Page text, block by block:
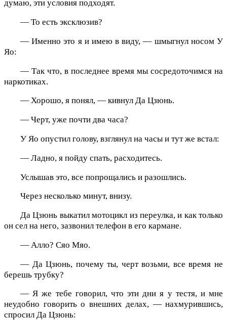
думаю, эти условия подходят.
— То есть эксклюзив?
— Именно это я и имею в виду, — шмыгнул носом У
Яо:
— Так что, в последнее время мы сосредоточимся на
наркотиках.
— Хорошо, я понял, — кивнул Да Цзюнь.
— Черт, уже почти два часа?
У Яо опустил голову, взглянул на часы и тут же встал:
— Ладно, я пойду спать, расходитесь.
Услышав это, все попрощались и разошлись.
Через несколько минут, внизу.
Да Цзюнь выкатил мотоцикл из переулка, и как только
он сел на него, зазвонил телефон в его кармане.
— Алло? Сяо Мяо.
— Да Цзюнь, почему ты, черт возьми, все время не
берешь трубку?
— Я же тебе говорил, что эти дни я у тестя, и мне
неудобно говорить о внешних делах, — нахмурившись,
спросил Да Цзюнь: